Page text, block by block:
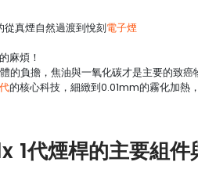
真煙自然過渡到悅刻電子煙
麻煩！
負擔，焦油與一氧化碳才是主要的致癌
的核心科技，細緻到0.01mm的霧化加熱
1代煙桿的主要組件